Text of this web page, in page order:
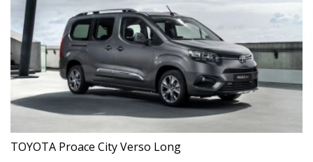
TOYOTA Proace City Verso Long